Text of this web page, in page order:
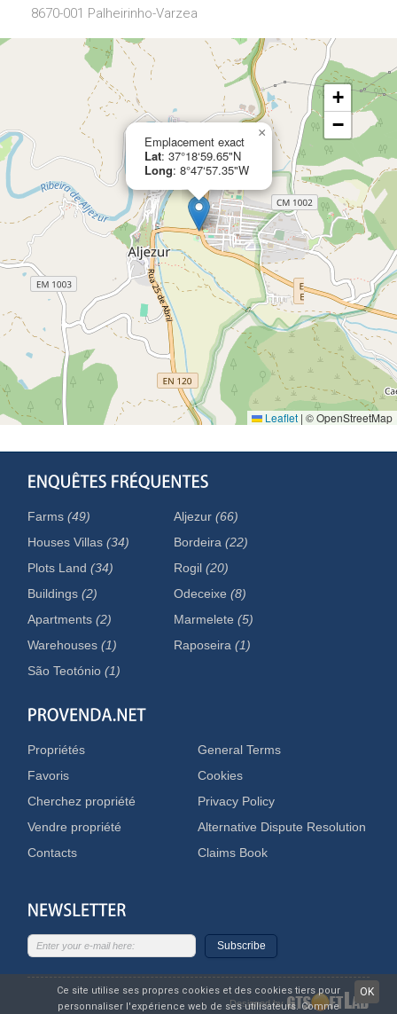
8670-001 Palheirinho-Varzea
Emplacement exact
Lat: 37°18‘59.65"N
Long: 8°47‘57.35"W
×
+
−
Leaflet | © OpenStreetMap
Farms(49)
Houses Villas(34)
Plots Land(34)
Buildings(2)
Apartments(2)
Warehouses(1)
Aljezur(66)
Bordeira(22)
Rogil(20)
Odeceixe(8)
Marmelete(5)
Raposeira(1)
São Teotónio(1)
Propriétés
Favoris
Cherchez propriété
Vendre propriété
Contacts
General Terms
Cookies
Privacy Policy
Alternative Dispute Resolution
Claims Book
Subscribe
Designed by
OK
Ce site utilise ses propres cookies et des cookies tiers pour
personnaliser l'expérience web de ses utilisateurs. Comme